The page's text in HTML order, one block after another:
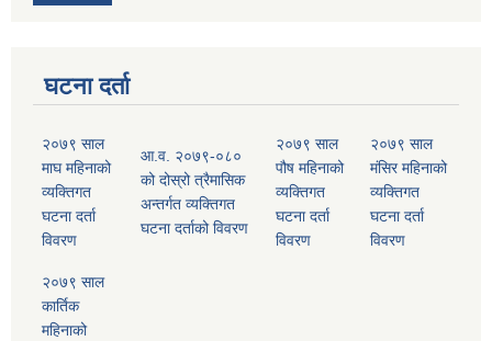
घटना दर्ता
२०७९ साल
माघ महिनाको
व्यक्तिगत
घटना दर्ता
विवरण
आ.व. २०७९-०८०
को दोस्रो त्रैमासिक
अन्तर्गत व्यक्तिगत
घटना दर्ताको विवरण
२०७९ साल
पौष महिनाको
व्यक्तिगत
घटना दर्ता
विवरण
२०७९ साल
मंसिर महिनाको
व्यक्तिगत
घटना दर्ता
विवरण
२०७९ साल
कार्तिक
महिनाको